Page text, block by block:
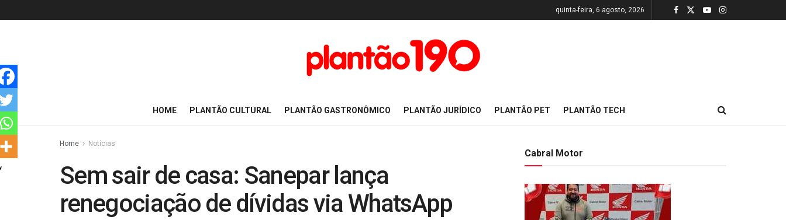
quinta-feira, 6 agosto, 2026
HOME PLANTÃO CULTURAL PLANTÃO GASTRONÔMICO PLANTÃO JURÍDICO PLANTÃO PET PLANTÃO TECH
Home Notícias
Sem sair de casa: Sanepar lança
renegociação de dívidas via WhatsApp
Cabral Motor